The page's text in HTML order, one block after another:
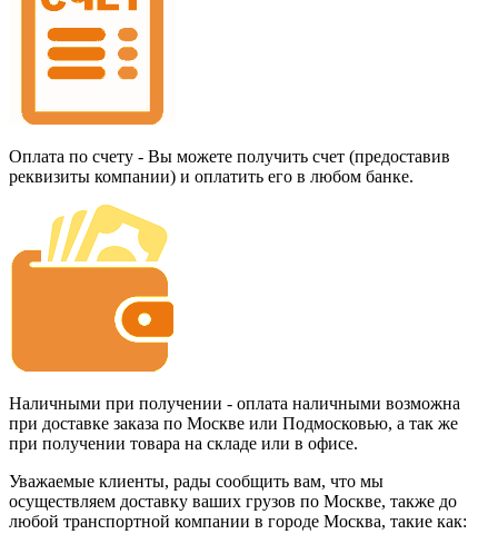
Оплата по счету - Вы можете получить счет (предоставив
реквизиты компании) и оплатить его в любом банке.
Наличными при получении - оплата наличными возможна
при доставке заказа по Москве или Подмосковью, а так же
при получении товара на складе или в офисе.
Уважаемые клиенты, рады сообщить вам, что мы
осуществляем доставку ваших грузов по Москве, также до
любой транспортной компании в городе Москва, такие как: